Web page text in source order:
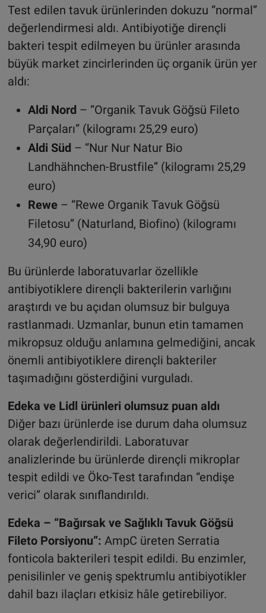
Test edilen tavuk ürünlerinden dokuzu “normal”
değerlendirmesi aldı. Antibiyotiğe dirençli
bakteri tespit edilmeyen bu ürünler arasında
büyük market zincirlerinden üç organik ürün yer
aldı:
Aldi Nord – “Organik Tavuk Göğsü Fileto
Parçaları” (kilogramı 25,29 euro)
Aldi Süd – “Nur Nur Natur Bio
Landhähnchen-Brustfile” (kilogramı 25,29
euro)
Rewe – “Rewe Organik Tavuk Göğsü
Filetosu” (Naturland, Biofino) (kilogramı
34,90 euro)
Bu ürünlerde laboratuvarlar özellikle
antibiyotiklere dirençli bakterilerin varlığını
araştırdı ve bu açıdan olumsuz bir bulguya
rastlanmadı. Uzmanlar, bunun etin tamamen
mikropsuz olduğu anlamına gelmediğini, ancak
önemli antibiyotiklere dirençli bakteriler
taşımadığını gösterdiğini vurguladı.
Edeka ve Lidl ürünleri olumsuz puan aldı
Diğer bazı ürünlerde ise durum daha olumsuz
olarak değerlendirildi. Laboratuvar
analizlerinde bu ürünlerde dirençli mikroplar
tespit edildi ve Öko-Test tarafından “endişe
verici” olarak sınıflandırıldı.
Edeka – “Bağırsak ve Sağlıklı Tavuk Göğsü
Fileto Porsiyonu”: AmpC üreten Serratia
fonticola bakterileri tespit edildi. Bu enzimler,
penisilinler ve geniş spektrumlu antibiyotikler
dahil bazı ilaçları etkisiz hâle getirebiliyor.